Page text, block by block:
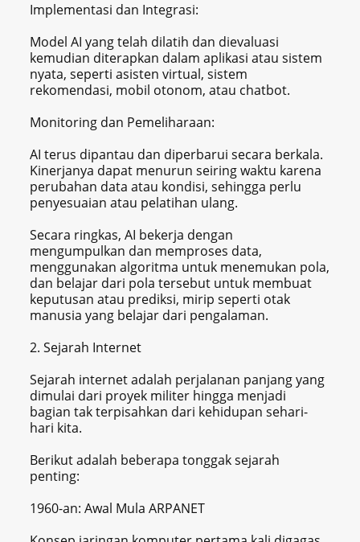
Implementasi dan Integrasi:
Model AI yang telah dilatih dan dievaluasi
kemudian diterapkan dalam aplikasi atau sistem
nyata, seperti asisten virtual, sistem
rekomendasi, mobil otonom, atau chatbot.
Monitoring dan Pemeliharaan:
AI terus dipantau dan diperbarui secara berkala.
Kinerjanya dapat menurun seiring waktu karena
perubahan data atau kondisi, sehingga perlu
penyesuaian atau pelatihan ulang.
Secara ringkas, AI bekerja dengan
mengumpulkan dan memproses data,
menggunakan algoritma untuk menemukan pola,
dan belajar dari pola tersebut untuk membuat
keputusan atau prediksi, mirip seperti otak
manusia yang belajar dari pengalaman.
2. Sejarah Internet
Sejarah internet adalah perjalanan panjang yang
dimulai dari proyek militer hingga menjadi
bagian tak terpisahkan dari kehidupan sehari-
hari kita.
Berikut adalah beberapa tonggak sejarah
penting:
1960-an: Awal Mula ARPANET